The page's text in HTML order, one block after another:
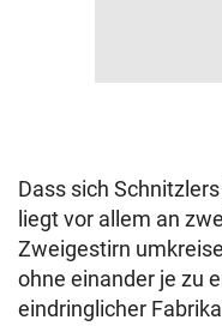
Dass sich
liegt vor allem an
Zweigestirn
ohne einander je zu
eindringlicher